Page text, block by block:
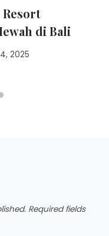
Resort
di Bali
2025
Required fields